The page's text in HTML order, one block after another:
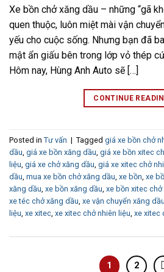
Xe bồn chở xăng dầu – những “gã
quen thuộc, luôn miệt mài vận
yếu cho cuộc sống. Nhưng bạn đã
mật ẩn giấu bên trong lớp vỏ thép
Hôm nay, Hùng Anh Auto sẽ […]
CONTINUE
Posted in Tư vấn | Tagged giá xe bồn chở
dầu giá xe bồn xăng dầu giá xe bồn xitec
liệu giá xe chở xăng dầu giá xe xitec chở
dầu mua xe bồn chở xăng dầu xe bồn xe
xăng dầu xe bồn xăng dầu xe bồn xitec chở
xe téc chở xăng dầu xe vận chuyển xăng dầu
liệu xe xitec xe xitec chở nhiên liệu xe xitec
1 2